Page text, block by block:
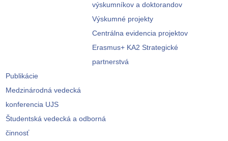
výskumníkov a doktorandov
Výskumné projekty
Centrálna evidencia projektov
Erasmus+ KA2 Strategické
partnerstvá
Publikácie
Medzinárodná vedecká
konferencia UJS
Študentská vedecká a odborná
činnosť